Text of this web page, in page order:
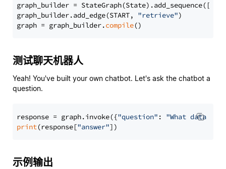
graph_builder =
graph_builder.add_edge(START, "retrieve")
graph = graph_builder.compile
测试聊天机器人
Yeah! You've built your own chatbot. Let's ask the chatbot a
question.
response = graph.invoke({"question" : "What data
print(response["answer"
示例输出